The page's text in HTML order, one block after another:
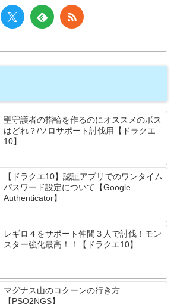
聖守護者の指輪を作るのにオススメのボス
はどれ？/ソロサポート討伐用【ドラクエ
10】
【ドラクエ10】認証アプリでのワンタイム
パスワード設定について【Google
Authenticator】
レギロ４をサポート仲間３人で討伐！モン
スター強化最高！！【ドラクエ10】
マグナス山のコクーンの行き方
【PSO2NGS】